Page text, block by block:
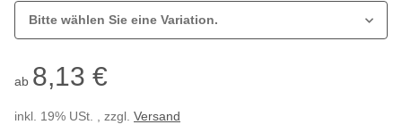
Bitte wählen Sie eine Variation.
ab 8,13 €
inkl. 19% USt. , zzgl. Versand